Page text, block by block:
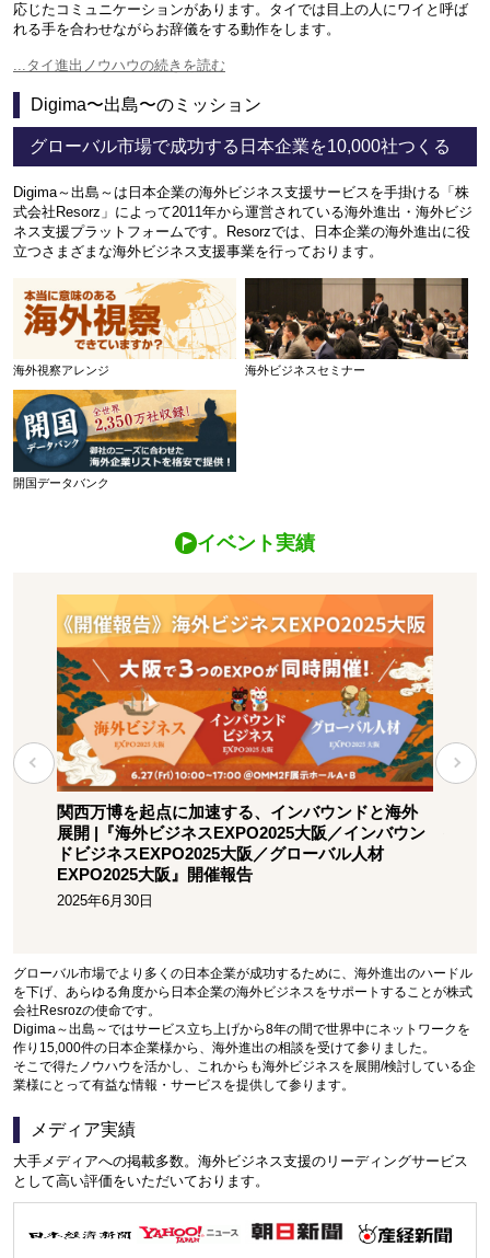
応じたコミュニケーションがあります。タイでは目上の人にワイと呼ば
れる手を合わせながらお辞儀をする動作をします。
...タイ進出ノウハウの続きを読む
Digima〜出島〜のミッション
グローバル市場で成功する日本企業を10,000社つくる
Digima～出島～は日本企業の海外ビジネス支援サービスを手掛ける「株
式会社Resorz」によって2011年から運営されている海外進出・海外ビジ
ネス支援プラットフォームです。Resorzでは、日本企業の海外進出に役
立つさまざまな海外ビジネス支援事業を行っております。
海外視察アレンジ 海外ビジネスセミナー
開国データバンク
イベント実績
関西万博を起点に加速する、インバウンドと海外
展開 |『海外ビジネスEXPO2025大阪／インバウン
ドビジネスEXPO2025大阪／グローバル人材
EXPO2025大阪』開催報告
2025年6月30日
グローバル市場でより多くの日本企業が成功するために、海外進出のハードル
を下げ、あらゆる角度から日本企業の海外ビジネスをサポートすることが株式
会社Resrozの使命です。
Digima～出島～ではサービス立ち上げから8年の間で世界中にネットワークを
作り15,000件の日本企業様から、海外進出の相談を受けて参りました。
そこで得たノウハウを活かし、これからも海外ビジネスを展開/検討している企
業様にとって有益な情報・サービスを提供して参ります。
メディア実績
大手メディアへの掲載多数。海外ビジネス支援のリーディングサービス
として高い評価をいただいております。